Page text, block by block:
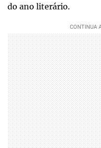
do ano literário.